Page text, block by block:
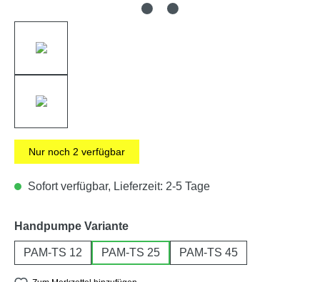
Nur noch 2 verfügbar
Sofort verfügbar, Lieferzeit: 2-5 Tage
Handpumpe Varianteauswählen
PAM-TS 12 PAM-TS 25 PAM-TS 45